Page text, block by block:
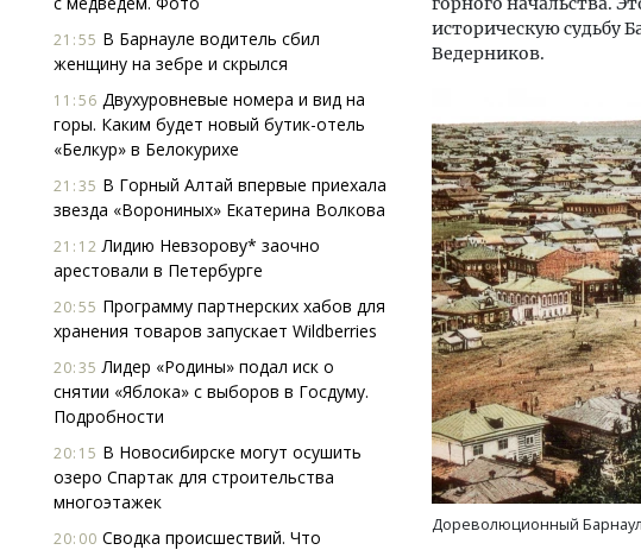
21:55 В Барнауле водитель сбил
женщину на зебре и скрылся
11:56 Двухуровневые номера и вид на
горы. Каким будет новый бутик-отель
«Белкур» в Белокурихе
21:35 В Горный Алтай впервые приехала
звезда «Ворониных» Екатерина Волкова
21:12 Лидию Невзорову* заочно
арестовали в Петербурге
20:55 Программу партнерских хабов для
хранения товаров запускает Wildberries
20:35 Лидер «Родины» подал иск о
снятии «Яблока» с выборов в Госдуму.
Подробности
20:15 В Новосибирске могут осушить
озеро Спартак для строительства
многоэтажек
20:00 Сводка происшествий. Что
историческую судьбу
Ведерников.
Дореволюционный